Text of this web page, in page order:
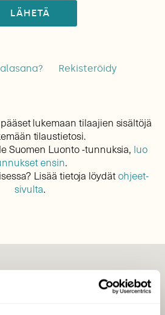
LÄHETÄ
Rekisteröidy
lukemaan tilaajien sisältöjä
tilaustietosi.
Suomen Luonto -tunnuksia, luo
ensin.
Lisää tietoja löydätohjeet-
sivulta.